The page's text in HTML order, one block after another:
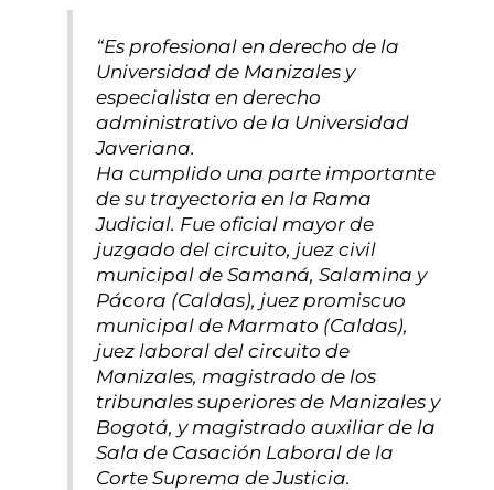
“Es profesional en derecho de la
Universidad de Manizales y
especialista en derecho
administrativo de la Universidad
Javeriana.
Ha cumplido una parte importante
de su trayectoria en la Rama
Judicial. Fue oficial mayor de
juzgado del circuito, juez civil
municipal de Samaná, Salamina y
Pácora (Caldas), juez promiscuo
municipal de Marmato (Caldas),
juez laboral del circuito de
Manizales, magistrado de los
tribunales superiores de Manizales y
Bogotá, y magistrado auxiliar de la
Sala de Casación Laboral de la
Corte Suprema de Justicia.